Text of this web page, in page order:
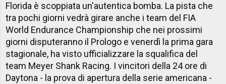
Florida è scoppiata un'autentica bomba. La pista che
tra pochi giorni vedrà girare anche i team del FIA
World Endurance Championship che nei prossimi
giorni disputeranno il Prologo e venerdì la prima gara
stagionale, ha visto ufficializzare la squalifica del
team Meyer Shank Racing. I vincitori della 24 ore di
Daytona - la prova di apertura della serie americana -